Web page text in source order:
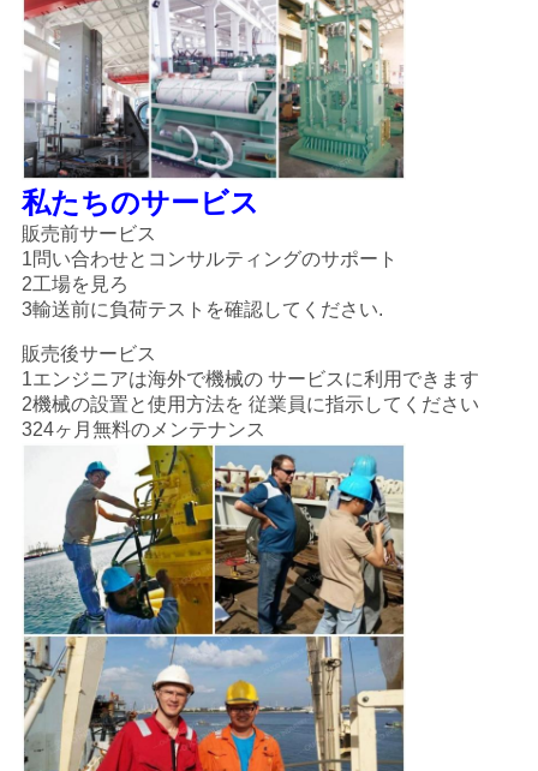
私たちのサービス
販売前サービス
1問い合わせとコンサルティングのサポート
2工場を見ろ
3輸送前に負荷テストを確認してください.
販売後サービス
1エンジニアは海外で機械の サービスに利用できます
2機械の設置と使用方法を 従業員に指示してください
324ヶ月無料のメンテナンス